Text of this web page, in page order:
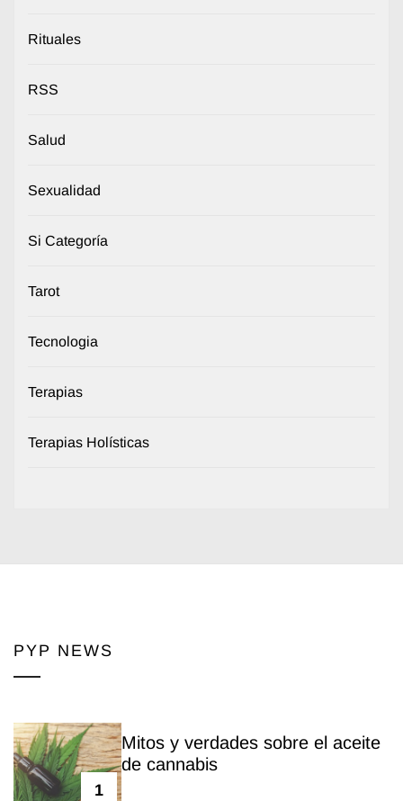
Rituales
RSS
Salud
Sexualidad
Si Categoría
Tarot
Tecnologia
Terapias
Terapias Holísticas
PYP NEWS
1
Mitos y verdades sobre el aceite
de cannabis